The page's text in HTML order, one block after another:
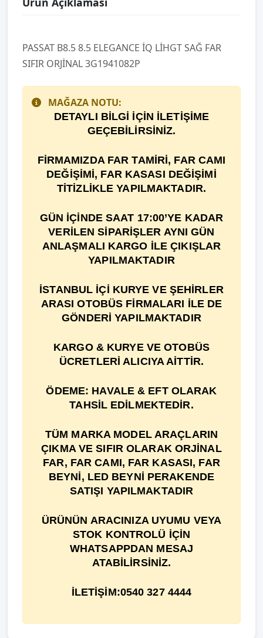
PASSAT B8.5 8.5 ELEGANCE İQ LİHGT SAĞ FAR
SIFIR ORJİNAL 3G1941082P
MAĞAZA NOTU:
DETAYLI BİLGİ İÇİN İLETİŞİME
GEÇEBİLİRSİNİZ.
FİRMAMIZDA FAR TAMİRİ, FAR CAMI
DEĞİŞİMİ, FAR KASASI DEĞİŞİMİ
TİTİZLİKLE YAPILMAKTADIR.
GÜN İÇİNDE SAAT 17:00’YE KADAR
VERİLEN SİPARİŞLER AYNI GÜN
ANLAŞMALI KARGO İLE ÇIKIŞLAR
YAPILMAKTADIR
İSTANBUL İÇİ KURYE VE ŞEHİRLER
ARASI OTOBÜS FİRMALARI İLE DE
GÖNDERİ YAPILMAKTADIR
KARGO & KURYE VE OTOBÜS
ÜCRETLERİ ALICIYA AİTTİR.
ÖDEME: HAVALE & EFT OLARAK
TAHSİL EDİLMEKTEDİR.
TÜM MARKA MODEL ARAÇLARIN
ÇIKMA VE SIFIR OLARAK ORJİNAL
FAR, FAR CAMI, FAR KASASI, FAR
BEYNİ, LED BEYNİ PERAKENDE
SATIŞI YAPILMAKTADIR
ÜRÜNÜN ARACINIZA UYUMU VEYA
STOK KONTROLÜ İÇİN
WHATSAPPDAN MESAJ
ATABİLİRSİNİZ.
İLETİŞİM:0540 327 4444